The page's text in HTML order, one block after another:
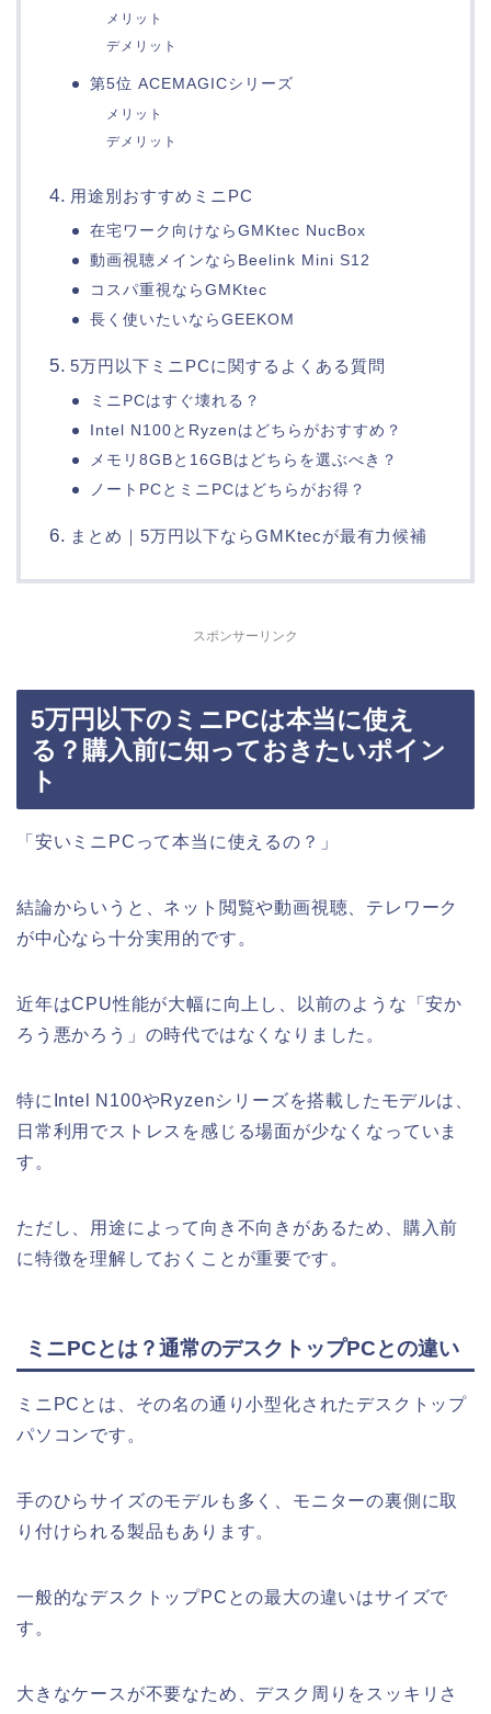
メリット
デメリット
第5位 ACEMAGICシリーズ
メリット
デメリット
用途別おすすめミニPC
在宅ワーク向けならGMKtec NucBox
動画視聴メインならBeelink Mini S12
コスパ重視ならGMKtec
長く使いたいならGEEKOM
5万円以下ミニPCに関するよくある質問
ミニPCはすぐ壊れる？
Intel N100とRyzenはどちらがおすすめ？
メモリ8GBと16GBはどちらを選ぶべき？
ノートPCとミニPCはどちらがお得？
まとめ｜5万円以下ならGMKtecが最有力候補
スポンサーリンク
5万円以下のミニPCは本当に使え
る？購入前に知っておきたいポイン
ト
「安いミニPCって本当に使えるの？」
結論からいうと、ネット閲覧や動画視聴、テレワーク
が中心なら十分実用的です。
近年はCPU性能が大幅に向上し、以前のような「安か
ろう悪かろう」の時代ではなくなりました。
特にIntel N100やRyzenシリーズを搭載したモデルは、
日常利用でストレスを感じる場面が少なくなっていま
す。
ただし、用途によって向き不向きがあるため、購入前
に特徴を理解しておくことが重要です。
ミニPCとは？通常のデスクトップPCとの違い
ミニPCとは、その名の通り小型化されたデスクトップ
パソコンです。
手のひらサイズのモデルも多く、モニターの裏側に取
り付けられる製品もあります。
一般的なデスクトップPCとの最大の違いはサイズで
す。
大きなケースが不要なため、デスク周りをスッキリさ